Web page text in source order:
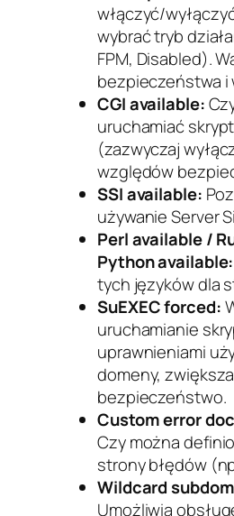
włączyć/
wybrać tryb
FPM, Disabled).
bezpieczeństwa i
CGI available:
uruchamiać
(zazwyczaj
względów
SSI available:
używanie Server
Perl available /
Python available:
tych języków dla
SuEXEC forced:
uruchamianie
uprawnieniami
domeny, zwiększa
bezpieczeństwo.
Custom error
Czy można
strony błędów
Wildcard
Umożliwia